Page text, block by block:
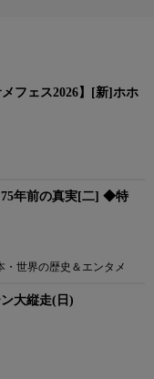
フェス2026】[新]ホホ
75年前の真実[二] ◆特
・世界の歴史＆エンタメ
大縦走(日)